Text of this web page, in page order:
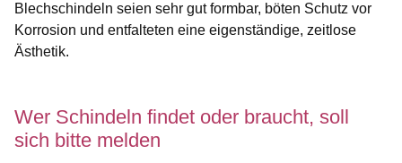
Blechschindeln seien sehr gut formbar, böten Schutz vor
Korrosion und entfalteten eine eigenständige, zeitlose
Ästhetik.
Wer Schindeln findet oder braucht, soll
sich bitte melden